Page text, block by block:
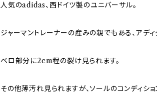
人気のadidas、西ドイツ製のユニバーサル。
ジャーマントレーナーの産みの親でもある、アディ
ベロ部分に2cm程の裂け見られます。
その他薄汚れ見られますが、ソールのコンディシ